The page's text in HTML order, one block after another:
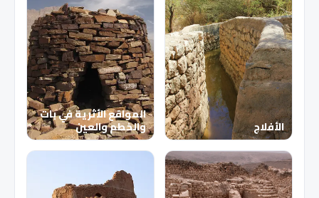
الأفلاج
المواقع الأثرية في بات
والخطم والعين